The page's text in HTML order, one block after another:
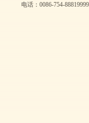
电话：0086-754-